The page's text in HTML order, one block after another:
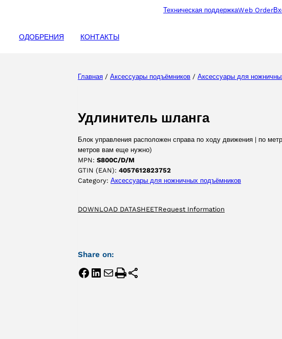
Техническая поддержкаWeb Order
ОДОБРЕНИЯ КОНТАКТЫ
Главная / Аксессуары подъёмников / Аксессуары для
Удлинитель шланга
Блок управления расположен справа по ходу движения | по
метров вам еще нужно)
MPN: S800C/D/M
GTIN (EAN): 4057612823752
Category: Аксессуары для ножничных подъёмников
DOWNLOAD DATASHEETRequest Information
Share on: